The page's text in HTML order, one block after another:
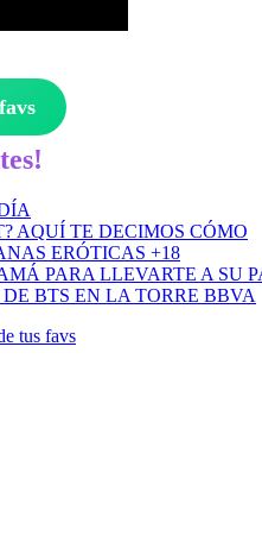
AQUÍ TE DECIMOS CÓMO
ERÓTICAS +18
PARA LLEVARTE A SU
BTS EN LA TORRE BBVA
tus favs